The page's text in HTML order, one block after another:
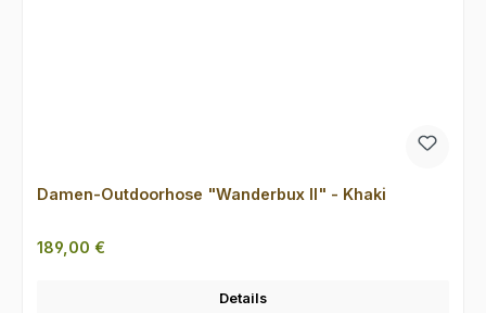
Damen-Outdoorhose "Wanderbux II" - Khaki
Regulärer Preis:
189,00 €
Details